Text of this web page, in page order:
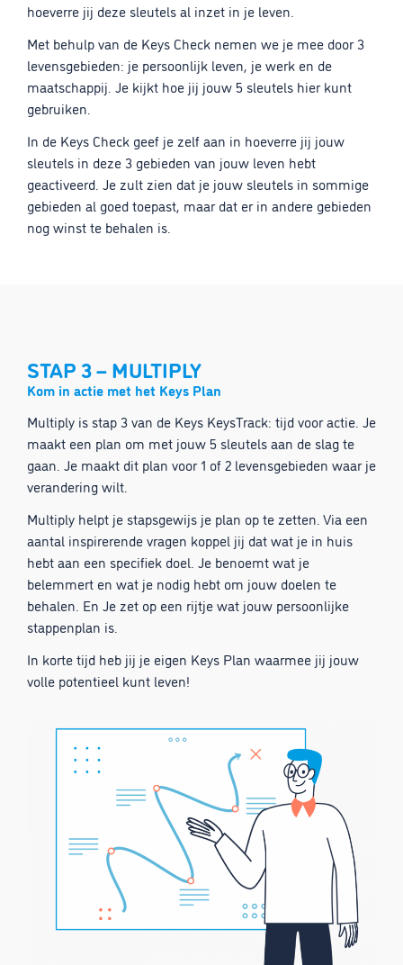
hoeverre jij deze sleutels al inzet in je leven.
Met behulp van de Keys Check nemen we je mee door 3
levensgebieden: je persoonlijk leven, je werk en de
maatschappij. Je kijkt hoe jij jouw 5 sleutels hier kunt
gebruiken.
In de Keys Check geef je zelf aan in hoeverre jij jouw
sleutels in deze 3 gebieden van jouw leven hebt
geactiveerd. Je zult zien dat je jouw sleutels in sommige
gebieden al goed toepast, maar dat er in andere gebieden
nog winst te behalen is.
STAP 3 – MULTIPLY
Kom in actie met het Keys Plan
Multiply is stap 3 van de Keys KeysTrack: tijd voor actie. Je
maakt een plan om met jouw 5 sleutels aan de slag te
gaan. Je maakt dit plan voor 1 of 2 levensgebieden waar je
verandering wilt.
Multiply helpt je stapsgewijs je plan op te zetten. Via een
aantal inspirerende vragen koppel jij dat wat je in huis
hebt aan een specifiek doel. Je benoemt wat je
belemmert en wat je nodig hebt om jouw doelen te
behalen. En Je zet op een rijtje wat jouw persoonlijke
stappenplan is.
In korte tijd heb jij je eigen Keys Plan waarmee jij jouw
volle potentieel kunt leven!